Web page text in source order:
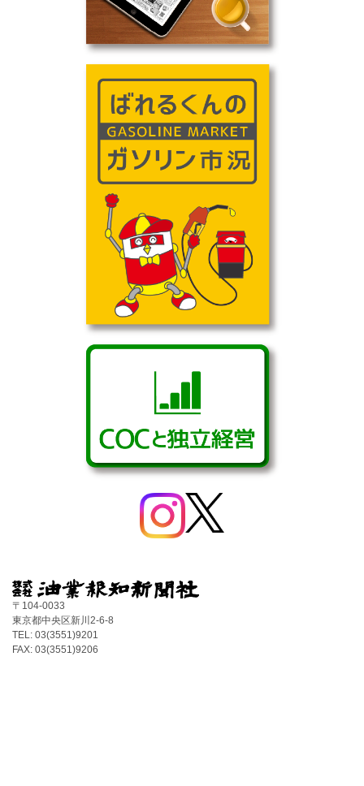
〒104-0033
東京都中央区新川2-6-8
TEL: 03(3551)9201
FAX: 03(3551)9206